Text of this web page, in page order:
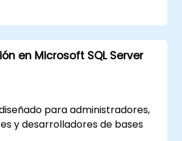
los principales paquetes
en el mercado y cómo
entre sí.
están adoptando bases
en Microsoft SQL Server
para administradores,
y desarrolladores de bases